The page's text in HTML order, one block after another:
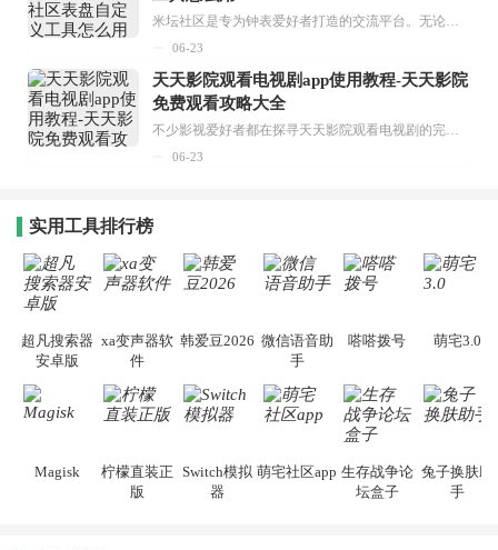
米坛社区是专为钟表爱好者打造的交流平台。无论你是初涉钟表领域的普通爱好者，还是拥有多年收藏经验的资深玩家，都能在此找到属于自己的天地。 无需注册，就能轻松参与其中。通过专业的讨论论坛与丰富的交互功能，你可与世界各地的钟表爱好者畅快交流。若你钟情于钟表，米坛社区无疑是值得一试的理想之选。在这里，你能获取最新的手表资讯，交流见解，提升鉴赏品味，让每一块手表都成为收藏故事中重要的一部分。感兴趣的朋友，不要错过下载机会。...
06-23
天天影院观看电视剧app使用教程-天天影院
免费观看攻略大全
不少影视爱好者都在探寻天天影院观看电视剧的完整方法，结合最新平台使用规则，本篇新手入门攻略全面讲解观看渠道、检索流程、播放设置以及画面模式调整等实用内容。全文适配手机、电脑等主流设备，步骤简洁易懂，无论是初次使用的新手，还是想要优化观影体验的用户，都能参照内容快速上手，熟练掌握平台各项操作技巧，轻松畅享影视内容。...
06-23
实用工具排行榜
超凡搜索器
安卓版
xa变声器软
件
韩爱豆2026 微信语音助
手
嗒嗒拨号 萌宅3.0
Magisk
柠檬直装正
版
Switch模拟
器
萌宅社区app 生存战争论
坛盒子
兔子换肤助
手